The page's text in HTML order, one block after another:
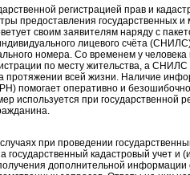
регистрацией прав и
предоставления государственных и
своим заявителям наряду с
лицевого счёта
номера. Со временем у
по месту жительства, а
протяжении всей жизни. Наличие
помогает оперативно и безошибочно
используется при государственной
при проведении
государственный кадастровый учет и
дополнительной